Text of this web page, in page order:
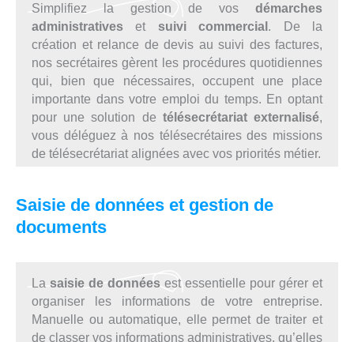
Simplifiez la gestion de vos démarches
administratives et suivi commercial . De la
création et relance de devis au suivi des factures,
nos secrétaires gèrent les procédures quotidiennes
qui, bien que nécessaires, occupent une place
importante dans votre emploi du temps. En optant
pour une solution de télésecrétariat externalisé,
vous déléguez à nos télésecrétaires des missions
de télésecrétariat alignées avec vos priorités métier.
Saisie de données et gestion de
documents
La saisie de données est essentielle pour gérer et
organiser les informations de votre entreprise.
Manuelle ou automatique, elle permet de traiter et
de classer vos informations administratives, qu’elles